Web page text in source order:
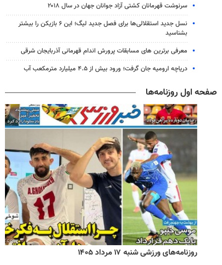
سرنوشت قهرمانان کشتی آزاد جوانان جهان در سال ۲۰۱۸
نسل جدید استقلالی‌ها برای فصل جدید لیگ؛ این ۶ بازیکن را بیشتر
بشناسید
معرفی برترین های مسابقات پرورش اندام قهرمانی آذربایجان شرقی
دریاچه ارومیه جان گرفت؛ ورود بیش از ۴.۵ میلیارد مترمکعب آب
صفحه اول روزنامه‌ها
روزنامه‌های ورزشی شنبه ۱۷ مرداد ۱۴۰۵